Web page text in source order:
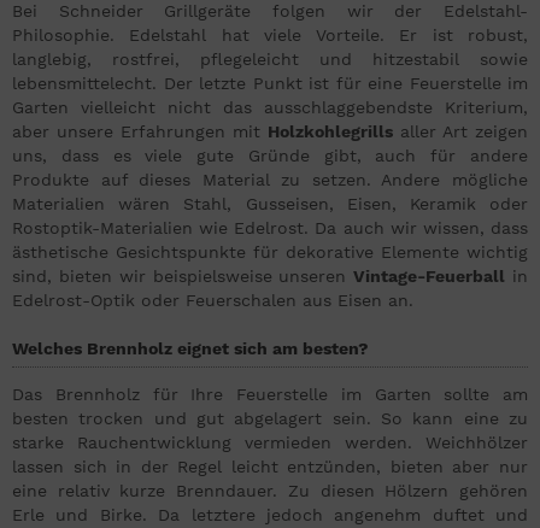
Bei Schneider Grillgeräte folgen wir der Edelstahl-
Philosophie. Edelstahl hat viele Vorteile. Er ist robust,
langlebig, rostfrei, pflegeleicht und hitzestabil sowie
lebensmittelecht. Der letzte Punkt ist für eine Feuerstelle im
Garten vielleicht nicht das ausschlaggebendste Kriterium,
aber unsere Erfahrungen mit Holzkohlegrills aller Art zeigen
uns, dass es viele gute Gründe gibt, auch für andere
Produkte auf dieses Material zu setzen. Andere mögliche
Materialien wären Stahl, Gusseisen, Eisen, Keramik oder
Rostoptik-Materialien wie Edelrost. Da auch wir wissen, dass
ästhetische Gesichtspunkte für dekorative Elemente wichtig
sind, bieten wir beispielsweise unserenVintage-Feuerball in
Edelrost-Optik oder Feuerschalen aus Eisen an.
Welches Brennholz eignet sich am besten?
Das Brennholz für Ihre Feuerstelle im Garten sollte am
besten trocken und gut abgelagert sein. So kann eine zu
starke Rauchentwicklung vermieden werden. Weichhölzer
lassen sich in der Regel leicht entzünden, bieten aber nur
eine relativ kurze Brenndauer. Zu diesen Hölzern gehören
Erle und Birke. Da letztere jedoch angenehm duftet und